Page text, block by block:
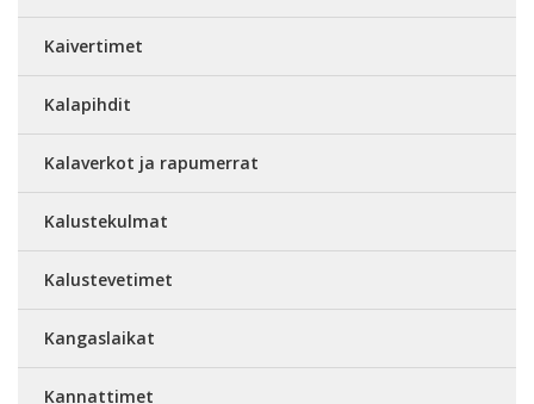
Kaivertimet
Kalapihdit
Kalaverkot ja rapumerrat
Kalustekulmat
Kalustevetimet
Kangaslaikat
Kannattimet